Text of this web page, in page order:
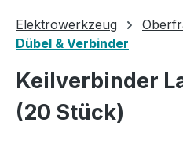
Elektrowerkzeug
Dübel & Verbinder
Keilverbinder
(20 Stück)